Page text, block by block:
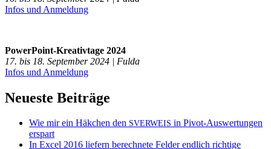
Infos und Anmeldung
PowerPoint-Kreativtage 2024
17. bis 18. September 2024 | Fulda
Infos und Anmeldung
Neueste Beiträge
Wie mir ein Häkchen den SVERWEIS in Pivot-Auswertungen
erspart
In Excel 2016 liefern berechnete Felder endlich richtige